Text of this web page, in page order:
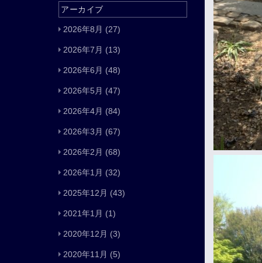
アーカイブ
2026年8月 (27)
2026年7月 (13)
2026年6月 (48)
2026年5月 (47)
2026年4月 (84)
2026年3月 (67)
2026年2月 (68)
2026年1月 (32)
2025年12月 (43)
2021年1月 (1)
2020年12月 (3)
2020年11月 (5)